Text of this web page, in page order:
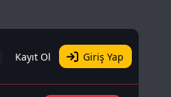
Kayıt Ol Giriş Yap